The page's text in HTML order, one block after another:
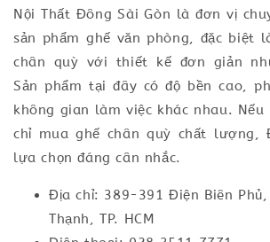
Nội Thất Đông Sài Gòn là đơn vị
sản phẩm ghế văn phòng, đặc biệt
chân quỳ với thiết kế đơn giản
Sản phẩm tại đây có độ bền cao,
không gian làm việc khác nhau. Nếu
chỉ mua ghế chân quỳ chất lượng,
lựa chọn đáng cân nhắc.
Địa chỉ: 389-391 Điện Biên Phủ,
Thạnh, TP. HCM